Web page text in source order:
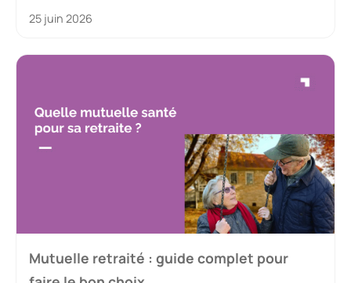
25 juin 2026
Mutuelle retraité : guide complet pour